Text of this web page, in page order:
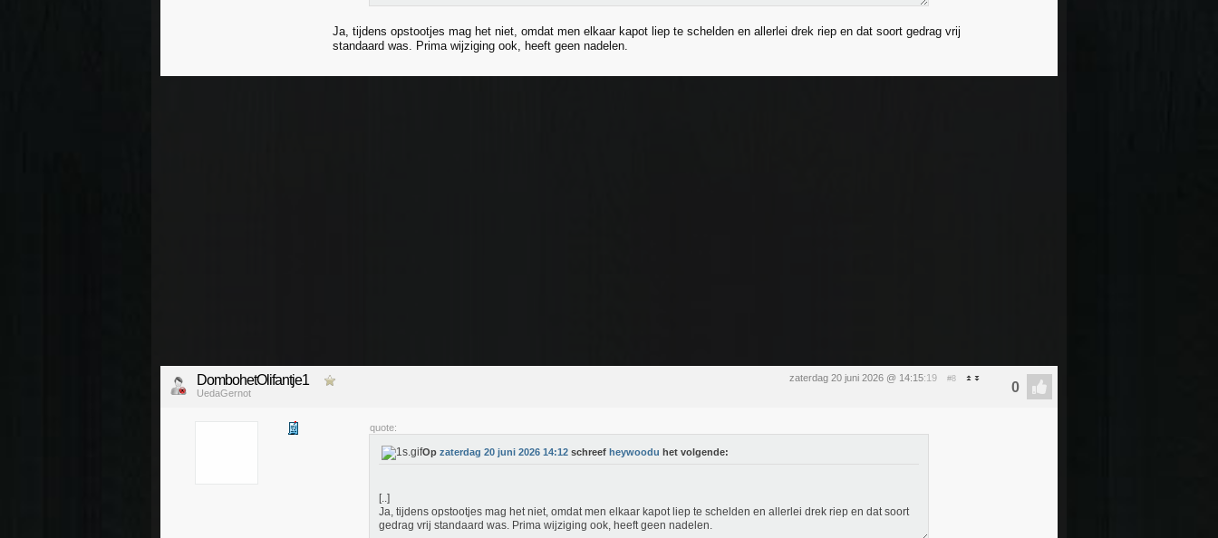
Ja, tijdens opstootjes mag het niet, omdat men elkaar kapot liep te schelden en allerlei drek riep en dat soort gedrag vrij
standaard was. Prima wijziging ook, heeft geen nadelen.
zaterdag 20 juni 2026 @ 14:15:19 #8
DombohetOlifantje1
UedaGernot
quote:
Op zaterdag 20 juni 2026 14:12 schreef heywoodu het volgende:
[..]
Ja, tijdens opstootjes mag het niet, omdat men elkaar kapot liep te schelden en allerlei drek riep en dat soort
gedrag vrij standaard was. Prima wijziging ook, heeft geen nadelen.